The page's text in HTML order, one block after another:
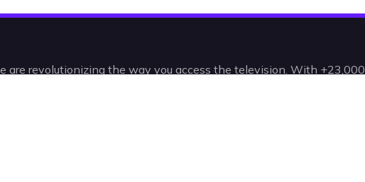
are revolutionizing the way you access the television. With +23,000